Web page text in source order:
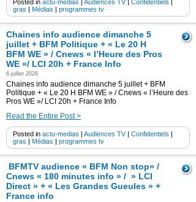
Posted in actu-medias | Audiences TV| Confidentiels |
gras | Médias | programmes tv
Chaines info audience dimanche 5
juillet + BFM Politique + « Le 20 H
BFM WE » / Cnews « l’Heure des Pros
WE »/ LCI 20h + France Info
6 juillet 2026
Chaines info audience dimanche 5 juillet + BFM
Politique + « Le 20 H BFM WE » / Cnews « l’Heure des
Pros WE »/ LCI 20h + France Info
Read the Entire Post >
Posted in actu-medias | Audiences TV| Confidentiels |
gras | Médias | programmes tv
BFMTV audience « BFM Non stop» /
Cnews « 180 minutes info » / » LCI
Direct » + « Les Grandes Gueules » +
France info